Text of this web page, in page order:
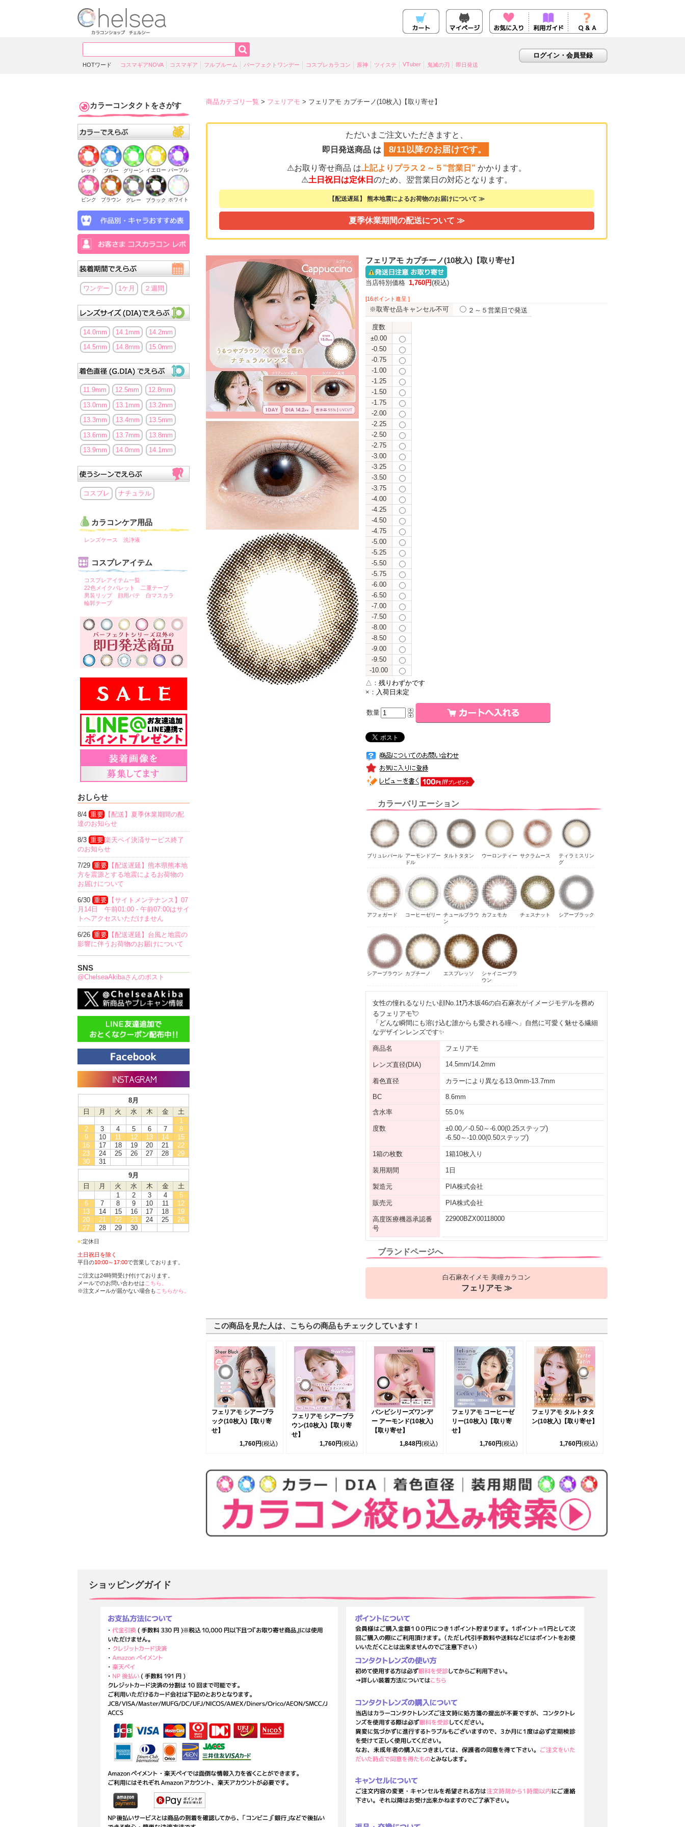
HOTワード コスマギアNOVA コスマギア フルブルーム パーフェクトワンデー コスプレカラコン 原神 ツイステ VTuber 鬼滅の刃 即日発送
カラーコンタクトをさがす
レッド ブルー グリーン イエロー パープル
ピンク ブラウン グレー ブラック ホワイト
ワンデー 1ケ月 ２週間
14.0mm 14.1mm
14.2mm
14.5mm
14.8mm 15.0mm
11.9mm 12.5mm
12.8mm
13.0mm
13.1mm
13.2mm
13.3mm
13.4mm
13.5mm
13.6mm
13.7mm
13.8mm
13.9mm
14.0mm 14.1mm
コスプレ ナチュラル
カラコンケア用品
レンズケース 洗浄液
コスプレアイテム
コスプレアイテム一覧
22色メイクパレット
二重テープ
男装リップ
顔用パテ
白マスカラ
輪郭テープ
おしらせ
8/4 重要
【配送】夏季休業期間の配
達のお知らせ
8/3 重要楽天ペイ決済サービス終了
のお知らせ
7/29 重要
【配送遅延】熊本県熊本地
方を震源とする地震によるお荷物の
お届けについて
6/30 重要
【サイトメンテナンス】07
月14日 午前01:00 - 午前07:00はサイ
トへアクセスいただけません
6/26 重要
【配送遅延】台風と地震の
影響に伴うお荷物のお届けについて
SNS
@ChelseaAkibaさんのポスト
8月
日
月 火 水 木 金
土
1
2
3 4 5 6 7
8
9
10 11 12 13 14
15
16
17 18 19 20 21
22
23
24 25 26 27 28
29
30
31
9月
日
月 火 水 木 金
土
1
2 3 4
5
6
7 8 9 10 11
12
13
14 15 16 17 18
19
20
21 22 23 24 25
26
27
28 29 30
■:定休日
土日祝日を除く
平日の10:00～17:00で営業しております。
ご注文は24時間受け付けております。
メールでのお問い合わせは こちら。
※注文メールが届かない場合も こちらから。
商品カテゴリ一覧 > フェリアモ > フェリアモ カプチーノ(10枚入)【取り寄せ】
ただいまご注文いただきますと、
即日発送商品 は
8/11以降のお届けです。
⚠お取り寄せ商品 は 上記よりプラス２～５”営業日” かかります。
⚠土日祝日は定休日 のため、翌営業日の対応となります。
【配送遅延】 熊本地震によるお荷物のお届けについて ≫
夏季休業期間の配送について ≫
フェリアモ カプチーノ(10枚入)【取り寄せ】
当店特別価格 1,760円(税込)
[16ポイント進呈 ]
※取寄せ品キャンセル不可 ２～５営業日で発送
度数
±0.00
-0.50
-0.75
-1.00
-1.25
-1.50
-1.75
-2.00
-2.25
-2.50
-2.75
-3.00
-3.25
-3.50
-3.75
-4.00
-4.25
-4.50
-4.75
-5.00
-5.25
-5.50
-5.75
-6.00
-6.50
-7.00
-7.50
-8.00
-8.50
-9.00
-9.50
-10.00
△： 残りわずかです
×： 入荷日未定
数量
カラーバリエーション
ブリュレパール アーモンドプー
ドル
タルトタタン ウーロンティー サクラムース ティラミスリン
グ
アフォガード コーヒーゼリー チュールブラウ
ン
カフェモカ チェスナット シアーブラック
シアーブラウン カプチーノ エスプレッソ シャイニーブラ
ウン
女性の憧れるなりたい顔No.1❗乃木坂46の白石麻衣がイメージモデルを務め
るフェリアモ💘
「どんな瞬間にも溶け込む誰からも愛される瞳へ」自然に可愛く魅せる繊細
なデザインレンズです✨
商品名 フェリアモ
レンズ直径(DIA) 14.5mm/14.2mm
着色直径 カラーにより異なる13.0mm-13.7mm
BC
8.6mm
含水率
55.0％
度数
±0.00／-0.50～-6.00(0.25ステップ)
-6.50～-10.00(0.50ステップ)
1箱の枚数 1箱10枚入り
装用期間 1日
製造元 PIA株式会社
販売元 PIA株式会社
高度医療機器承認番
号
22900BZX00118000
ブランドページへ
白石麻衣イメモ 美瞳カラコン
フェリアモ ≫
この商品を見た人は、こちらの商品もチェックしています！
フェリアモ シアーブラ
ック(10枚入)【取り寄
せ】
1,760円(税込)
フェリアモ シアーブラ
ウン(10枚入)【取り寄
せ】
1,760円(税込)
バンビシリーズワンデ
ー アーモンド(10枚入)
【取り寄せ】
1,848円(税込)
フェリアモ コーヒーゼ
リー(10枚入)【取り寄
せ】
1,760円(税込)
フェリアモ タルトタタ
ン(10枚入)【取り寄せ】
1,760円(税込)
ショッピングガイド